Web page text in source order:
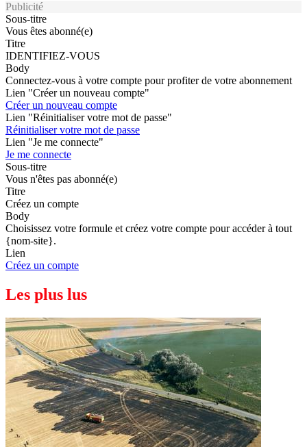
Publicité
Sous-titre
Vous êtes abonné(e)
Titre
IDENTIFIEZ-VOUS
Body
Connectez-vous à votre compte pour profiter de votre abonnement
Lien "Créer un nouveau compte"
Créer un nouveau compte
Lien "Réinitialiser votre mot de passe"
Réinitialiser votre mot de passe
Lien "Je me connecte"
Je me connecte
Sous-titre
Vous n'êtes pas abonné(e)
Titre
Créez un compte
Body
Choisissez votre formule et créez votre compte pour accéder à tout
{nom-site}.
Lien
Créez un compte
Les plus lus